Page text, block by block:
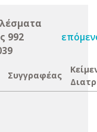
992
Συγγραφέας